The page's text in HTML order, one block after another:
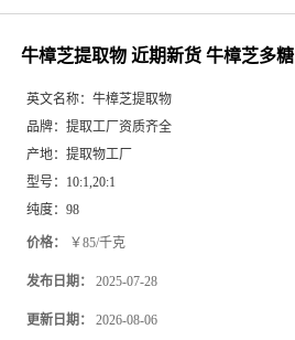
牛樟芝提取物 近期新货 牛樟芝多糖
英文名称： 牛樟芝提取物
品牌： 提取工厂资质齐全
产地： 提取物工厂
型号： 10:1,20:1
纯度： 98
价格： ￥85/千克
发布日期： 2025-07-28
更新日期： 2026-08-06